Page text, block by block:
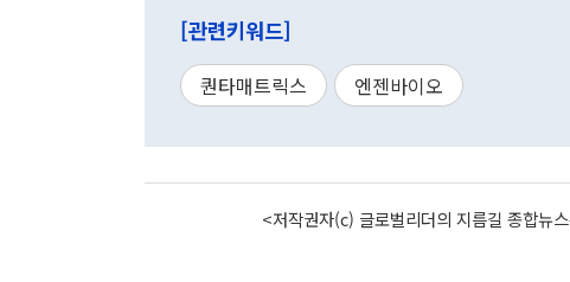
[관련키워드]
퀀타매트릭스 엔젠바이오
<저작권자(c) 글로벌리더의 지름길 종합